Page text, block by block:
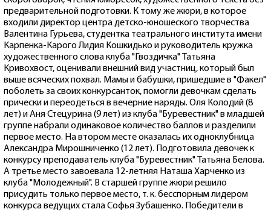
предварительной подготовки. К тому же жюри, в которое
входили директор центра детско-юношеского творчества
Валентина Гурьева, студентка театрального института имени
Карпенка-Карого Лидия Кошкидько и руководитель кружка
художественного слова клуба "Гвоздичка" Татьяна
Кривохвост, оценивали внешний вид участниц, который был
выше всяческих похвал. Мамы и бабушки, пришедшие в "Факел"
поболеть за своих конкурсанток, помогли девочкам сделать
прически и переодеться в вечерние наряды. Оля Колодий (8
лет) и Аня Стецурина (9 лет) из клуба "Буревестник" в младшей
группе набрали одинаковое количество баллов и разделили
первое место. На втором месте оказалась их одноклубница
Александра Мирошниченко (12 лет). Подготовила девочек к
конкурсу преподаватель клуба "Буревестник" Татьяна Белова.
А третье место завоевала 12-летняя Наташа Харченко из
клуба "Молодежный". В старшей группе жюри решило
присудить только первое место, т. к. бесспорным лидером
конкурса ведущих стала Софья Зубашенко. Победители в